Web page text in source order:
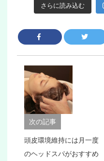
さらに読み込む
次の記事
頭皮環境維持には月一度
のヘッドスパがおすすめ